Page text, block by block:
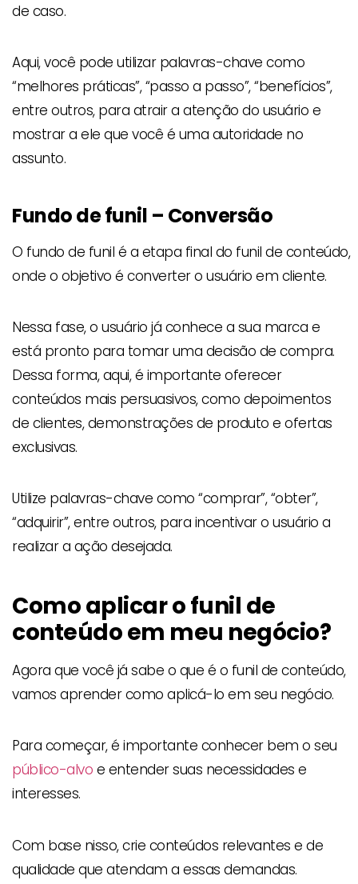
de caso.
Aqui, você pode utilizar palavras-chave como
“melhores práticas”, “passo a passo”, “benefícios”,
entre outros, para atrair a atenção do usuário e
mostrar a ele que você é uma autoridade no
assunto.
Fundo de funil – Conversão
O fundo de funil é a etapa final do funil de conteúdo,
onde o objetivo é converter o usuário em cliente.
Nessa fase, o usuário já conhece a sua marca e
está pronto para tomar uma decisão de compra.
Dessa forma, aqui, é importante oferecer
conteúdos mais persuasivos, como depoimentos
de clientes, demonstrações de produto e ofertas
exclusivas.
Utilize palavras-chave como “comprar”, “obter”,
“adquirir”, entre outros, para incentivar o usuário a
realizar a ação desejada.
Como aplicar o funil de
conteúdo em meu negócio?
Agora que você já sabe o que é o funil de conteúdo,
vamos aprender como aplicá-lo em seu negócio.
Para começar, é importante conhecer bem o seu
público-alvo e entender suas necessidades e
interesses.
Com base nisso, crie conteúdos relevantes e de
qualidade que atendam a essas demandas.